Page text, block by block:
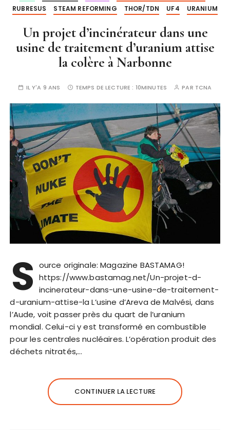
RUBRESUS
STEAM REFORMING THOR/TDN UF4 URANIUM
Un projet d’incinérateur dans une
usine de traitement d’uranium attise
la colère à Narbonne
IL Y'A 9 ANS TEMPS DE LECTURE : 10MINUTES PAR TCNA
S ource originale: Magazine BASTAMAG!
https://www.bastamag.net/Un-projet-d-
incinerateur-dans-une-usine-de-traitement-
d-uranium-attise-la L’usine d’Areva de Malvési, dans
l’Aude, voit passer près du quart de l’uranium
mondial. Celui-ci y est transformé en combustible
pour les centrales nucléaires. L’opération produit des
déchets nitratés,…
CONTINUER LA LECTURE